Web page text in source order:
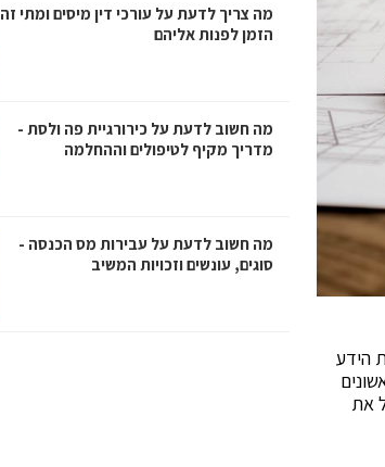
הידע
את
מה צריך לדעת על עורכי דין מיסים ומתי זה
הזמן לפנות אליהם
מה חשוב לדעת על כירורגיית פה ולסת -
מדריך מקיף לטיפולים וההחלמה
מה חשוב לדעת על עבירות מס הכנסה -
סוגים, עונשים וזכויות המשיב